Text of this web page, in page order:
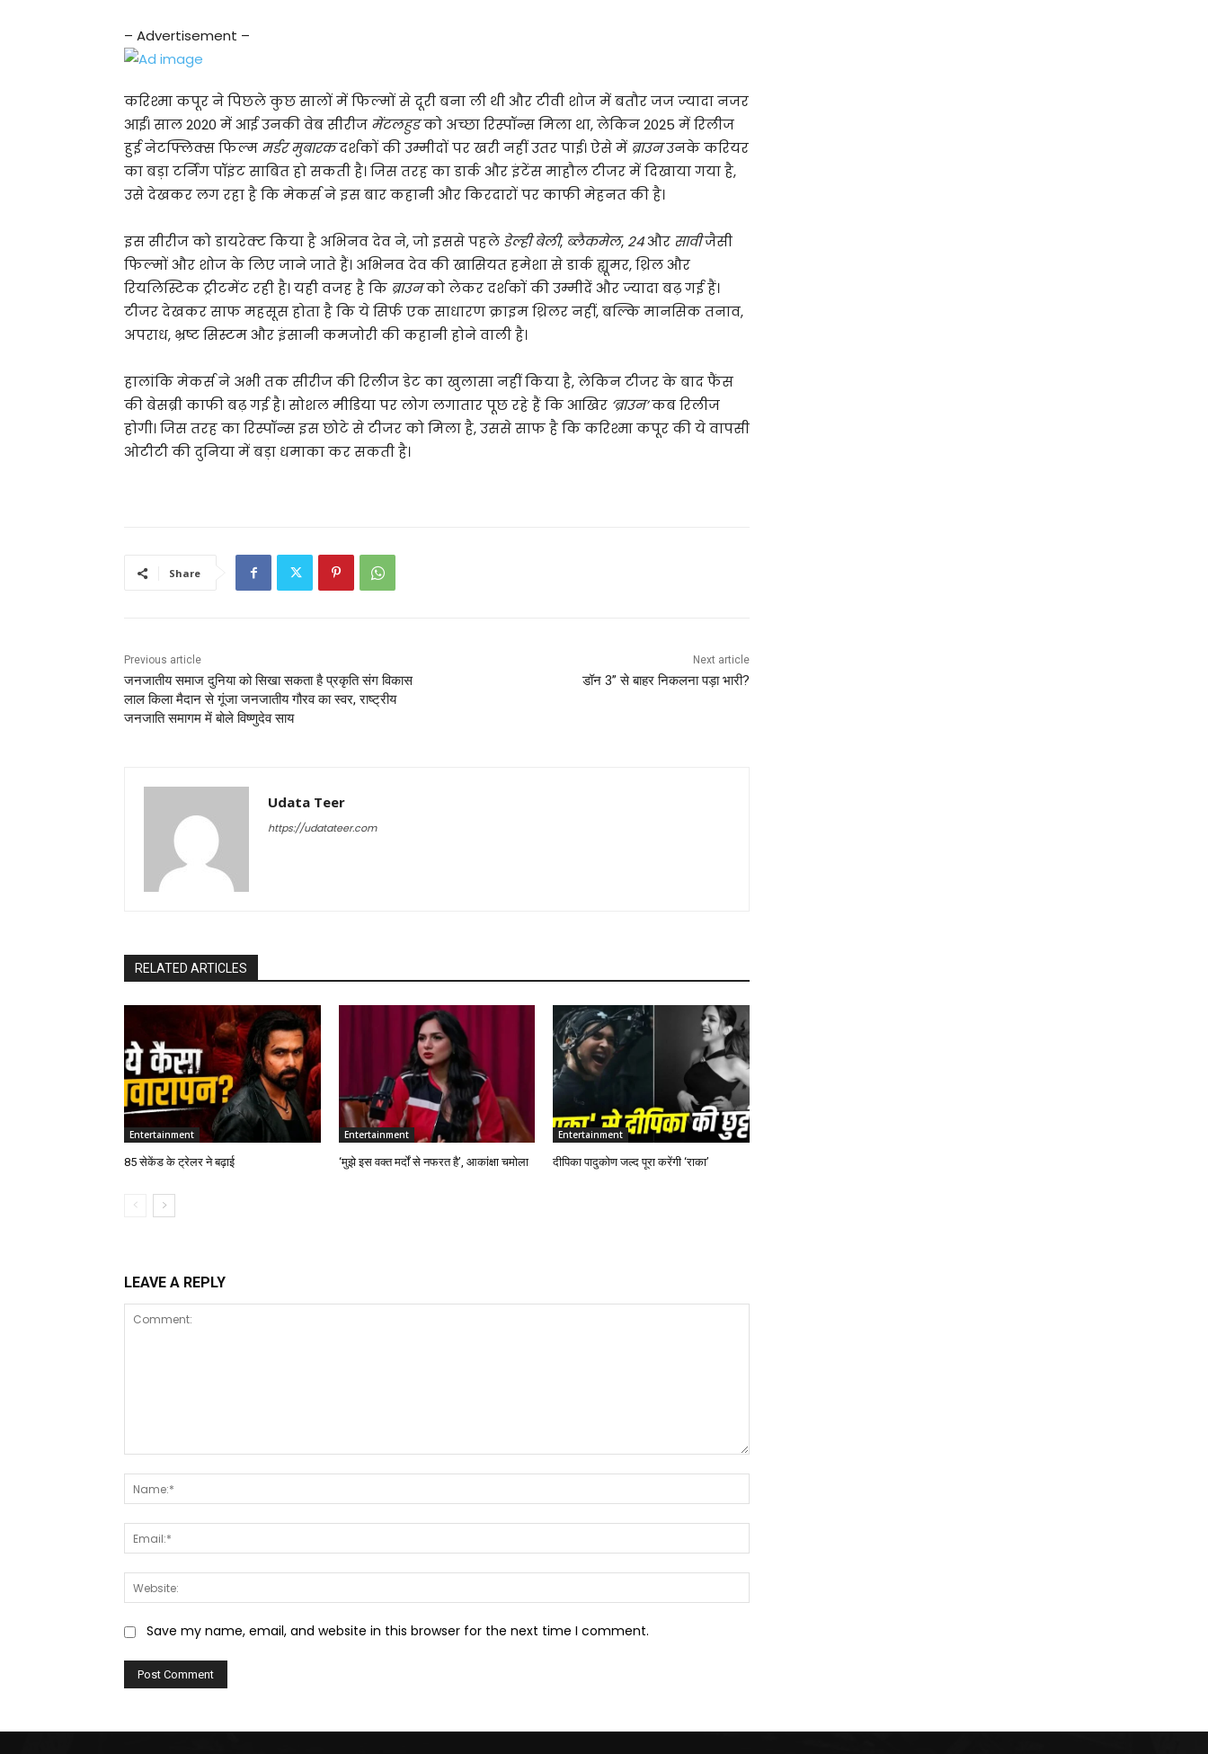
– Advertisement –
करिश्मा कपूर ने पिछले कुछ सालों में फिल्मों से दूरी बना ली थी और टीवी शोज में बतौर जज ज्यादा नजर
आईं। साल 2020 में आई उनकी वेब सीरीज मेंटलहुडको अच्छा रिस्पॉन्स मिला था, लेकिन 2025 में रिलीज
हुई नेटफ्लिक्स फिल्म मर्डर मुबारकदर्शकों की उम्मीदों पर खरी नहीं उतर पाई। ऐसे में ब्राउनउनके करियर
का बड़ा टर्निंग पॉइंट साबित हो सकती है। जिस तरह का डार्क और इंटेंस माहौल टीजर में दिखाया गया है,
उसे देखकर लग रहा है कि मेकर्स ने इस बार कहानी और किरदारों पर काफी मेहनत की है।
इस सीरीज को डायरेक्ट किया है अभिनव देव ने, जो इससे पहले डेल्ही बेली, ब्लैकमेल, 24और सावीजैसी
फिल्मों और शोज के लिए जाने जाते हैं। अभिनव देव की खासियत हमेशा से डार्क ह्यूमर, थ्रिल और
रियलिस्टिक ट्रीटमेंट रही है। यही वजह है कि ब्राउनको लेकर दर्शकों की उम्मीदें और ज्यादा बढ़ गई हैं।
टीजर देखकर साफ महसूस होता है कि ये सिर्फ एक साधारण क्राइम थ्रिलर नहीं, बल्कि मानसिक तनाव,
अपराध, भ्रष्ट सिस्टम और इंसानी कमजोरी की कहानी होने वाली है।
हालांकि मेकर्स ने अभी तक सीरीज की रिलीज डेट का खुलासा नहीं किया है, लेकिन टीजर के बाद फैंस
की बेसब्री काफी बढ़ गई है। सोशल मीडिया पर लोग लगातार पूछ रहे हैं कि आखिर ‘ब्राउन’कब रिलीज
होगी। जिस तरह का रिस्पॉन्स इस छोटे से टीजर को मिला है, उससे साफ है कि करिश्मा कपूर की ये वापसी
ओटीटी की दुनिया में बड़ा धमाका कर सकती है।
Share
Previous article
जनजातीय समाज दुनिया को सिखा सकता है प्रकृति संग विकास
लाल किला मैदान से गूंजा जनजातीय गौरव का स्वर, राष्ट्रीय
जनजाति समागम में बोले विष्णुदेव साय
Next article
डॉन 3” से बाहर निकलना पड़ा भारी?
Udata Teer
https://udatateer.com
RELATED ARTICLES
Entertainment
85 सेकेंड के ट्रेलर ने बढ़ाई
Entertainment
‘मुझे इस वक्त मर्दों से नफरत है’, आकांक्षा चमोला
Entertainment
दीपिका पादुकोण जल्द पूरा करेंगी ‘राका’
LEAVE A REPLY
Save my name, email, and website in this browser for the next time I comment.